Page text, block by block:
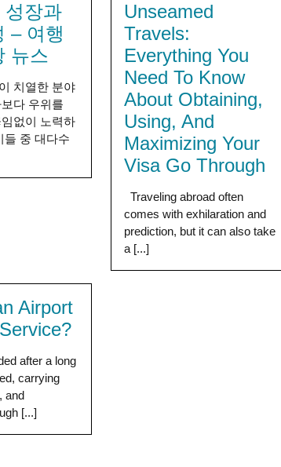
성장과
– 여행
뉴스
치열한 분야
다 우위를
없이 노력하
들 중 대다수
Unseamed
Travels:
Everything You
Need To Know
About Obtaining,
Using, And
Maximizing Your
Visa Go Through
Traveling abroad often
comes with exhilaration and
prediction, but it can also take
a [...]
Airport
after a long
carrying
and
[...]